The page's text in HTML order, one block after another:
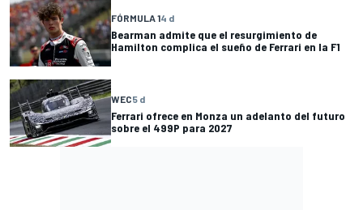
FÓRMULA 14 d
Bearman admite que el resurgimiento de
Hamilton complica el sueño de Ferrari en la F1
WEC5 d
Ferrari ofrece en Monza un adelanto del futuro
sobre el 499P para 2027